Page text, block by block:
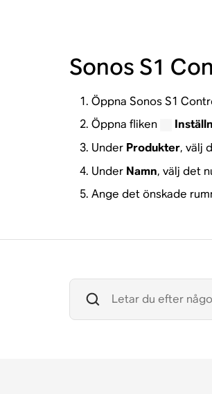
Sonos S1
Öppna Sonos S1
Öppna fliken
Under Produkter, välj
Under Namn, välj det
Ange det önskade